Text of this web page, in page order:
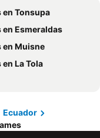
en Tonsupa
en Esmeraldas
en Muisne
en La Tola
Ecuador